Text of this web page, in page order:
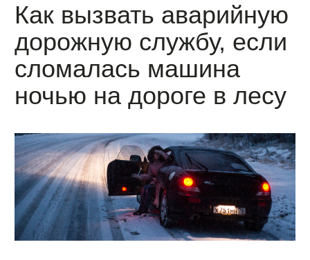
Как вызвать аварийную
дорожную службу, если
сломалась машина
ночью на дороге в лесу